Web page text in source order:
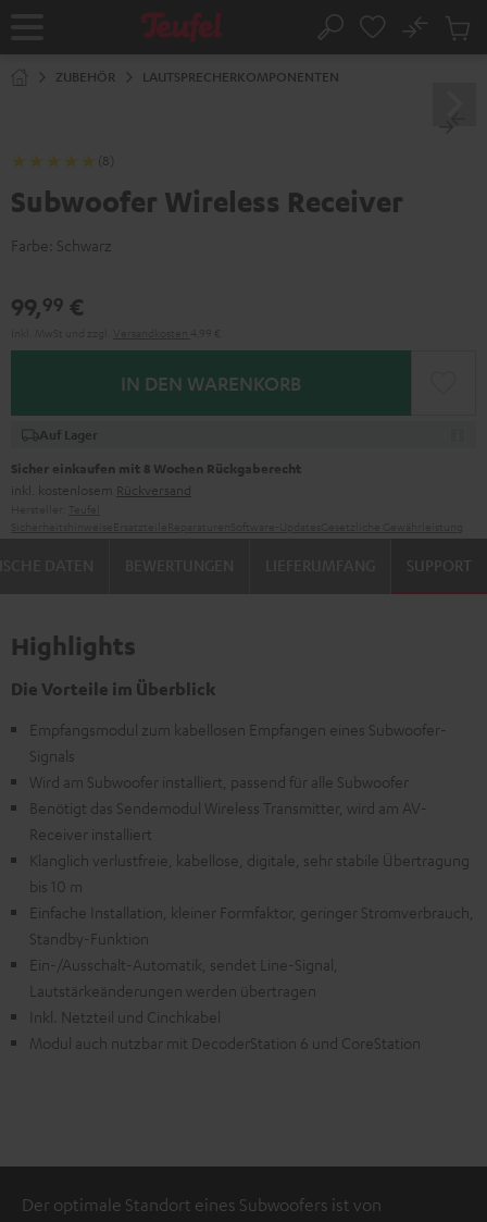
Startseite Suche
No
ZUBEHÖR LAUTSPRECHERKOMPONENTEN
(8)
Subwoofer Wireless Receiver
Farbe: Schwarz
99,99 €
IN DEN WARENKORB
Auf Lager
Sicher einkaufen mit 8 Wochen Rückgaberecht
inkl. kostenlosem Rückversand
SUPPORT
Highlights
Die Vorteile im Überblick
Empfangsmodul zum kabellosen Empfangen eines Subwoofer-
Signals
Wird am Subwoofer installiert, passend für alle Subwoofer
Benötigt das Sendemodul Wireless Transmitter, wird am AV-
Receiver installiert
Klanglich verlustfreie, kabellose, digitale, sehr stabile Übertragung
bis 10 m
Einfache Installation, kleiner Formfaktor, geringer Stromverbrauch,
Standby-Funktion
Ein-/Ausschalt-Automatik, sendet Line-Signal,
Lautstärkeänderungen werden übertragen
Inkl. Netzteil und Cinchkabel
Modul auch nutzbar mit DecoderStation 6 und CoreStation
Der optimale Standort eines Subwoofers ist von